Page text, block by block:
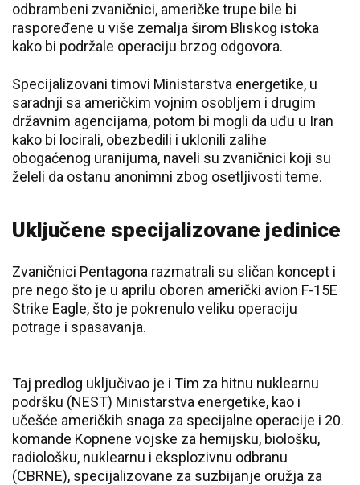
odbrambeni zvaničnici, američke trupe bile bi
raspoređene u više zemalja širom Bliskog istoka
kako bi podržale operaciju brzog odgovora.
Specijalizovani timovi Ministarstva energetike, u
saradnji sa američkim vojnim osobljem i drugim
državnim agencijama, potom bi mogli da uđu u Iran
kako bi locirali, obezbedili i uklonili zalihe
obogaćenog uranijuma, naveli su zvaničnici koji su
želeli da ostanu anonimni zbog osetljivosti teme.
Uključene specijalizovane jedinice
Zvaničnici Pentagona razmatrali su sličan koncept i
pre nego što je u aprilu oboren američki avion F-15E
Strike Eagle, što je pokrenulo veliku operaciju
potrage i spasavanja.
Taj predlog uključivao je i Tim za hitnu nuklearnu
podršku (NEST) Ministarstva energetike, kao i
učešće američkih snaga za specijalne operacije i 20.
komande Kopnene vojske za hemijsku, biološku,
radiološku, nuklearnu i eksplozivnu odbranu
(CBRNE), specijalizovane za suzbijanje oružja za